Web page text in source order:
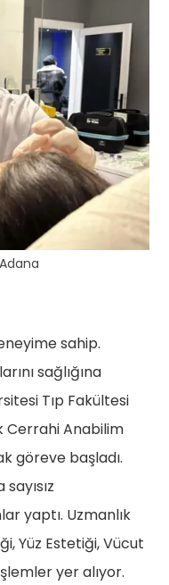
sahip.
sağlığına
Tıp Fakültesi
Cerrahi Anabilim
göreve başladı.
yaptı. Uzmanlık
Yüz Estetiği, Vücut
yer alıyor.